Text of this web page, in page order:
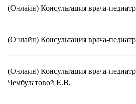
(Онлайн) Консультация врача-
(Онлайн) Консультация врача-
(Онлайн) Консультация врача-
Чембулатовой Е.В.